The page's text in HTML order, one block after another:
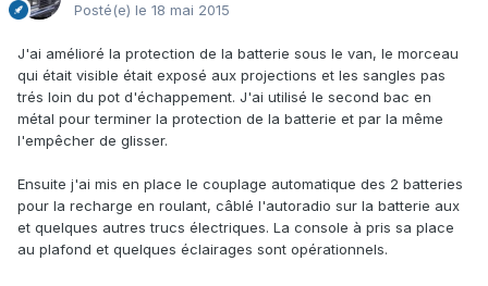
Posté(e) le 18 mai 2015
J'ai amélioré la protection de la batterie sous le van, le morceau
qui était visible était exposé aux projections et les sangles pas
trés loin du pot d'échappement. J'ai utilisé le second bac en
métal pour terminer la protection de la batterie et par la même
l'empêcher de glisser.
Ensuite j'ai mis en place le couplage automatique des 2 batteries
pour la recharge en roulant, câblé l'autoradio sur la batterie aux
et quelques autres trucs électriques. La console à pris sa place
au plafond et quelques éclairages sont opérationnels.